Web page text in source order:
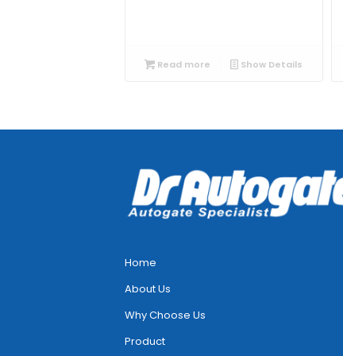
Read more Show Details
Home
About Us
Why Choose Us
Product